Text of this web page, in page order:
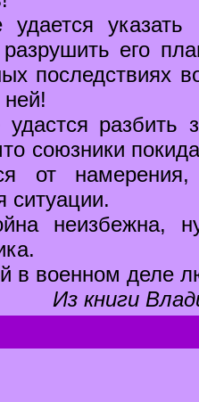
указать
разрушить его
последствиях
разбить
союзники
от
ситуации.
неизбежна,
в военном деле
Из книги